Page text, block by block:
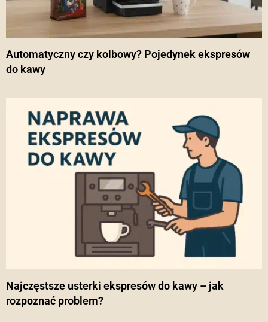
Automatyczny czy kolbowy? Pojedynek ekspresów
do kawy
Najczęstsze usterki ekspresów do kawy – jak
rozpoznać problem?